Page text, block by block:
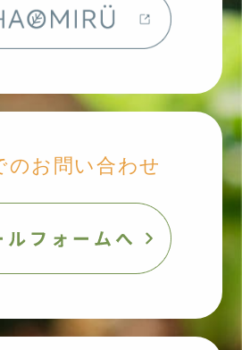
のお問い合わせ